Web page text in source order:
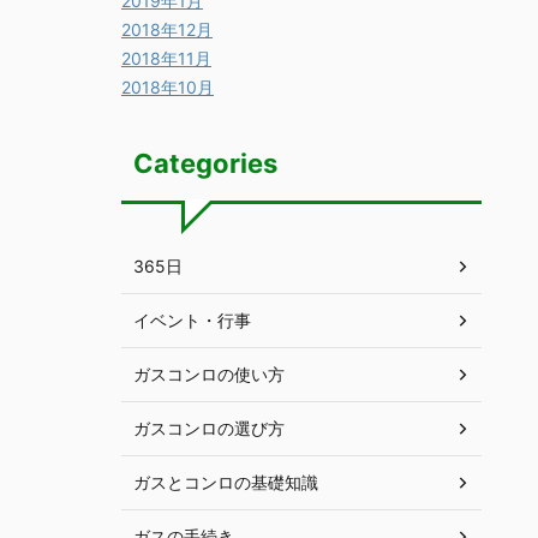
2018年12月
2018年11月
2018年10月
Categories
365日
イベント・行事
ガスコンロの使い方
ガスコンロの選び方
ガスとコンロの基礎知識